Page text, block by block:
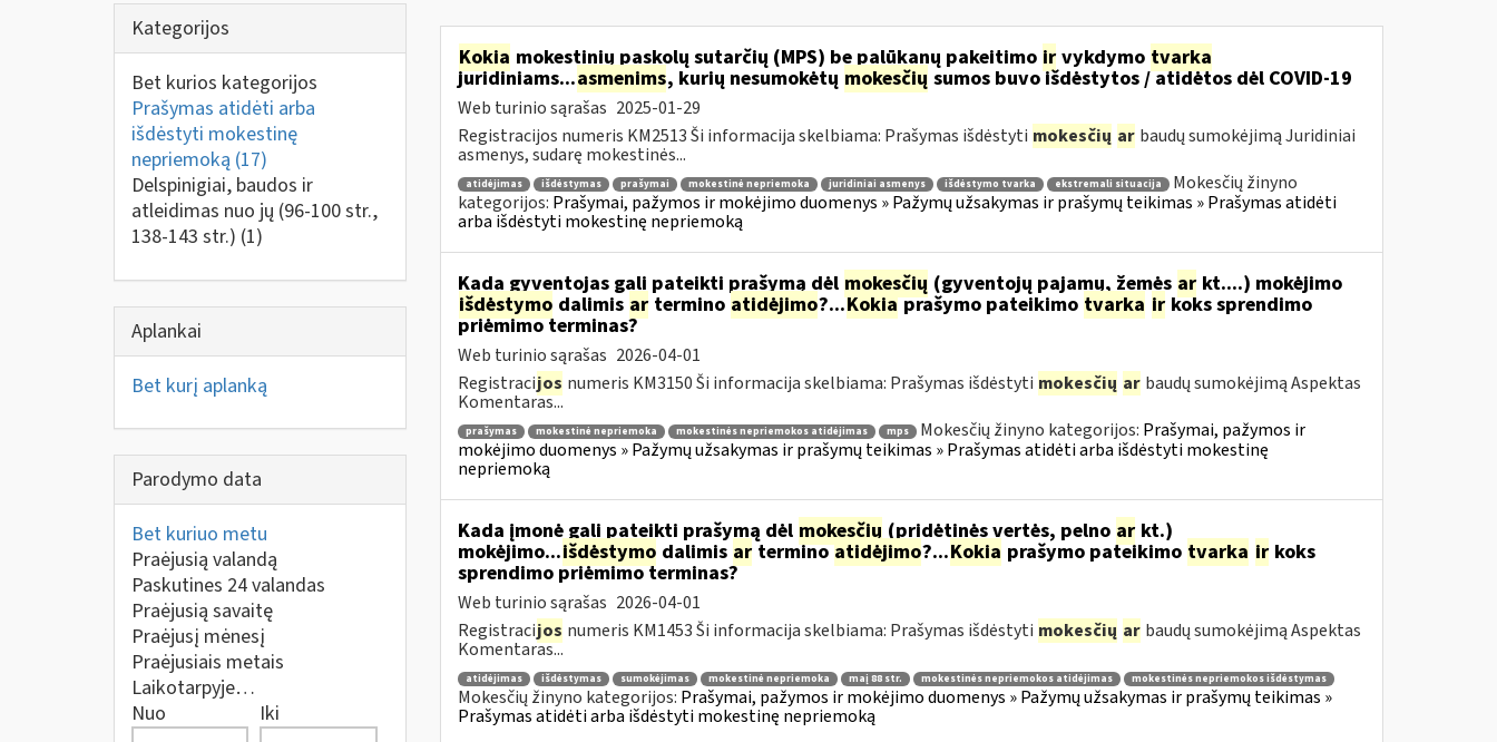
Kategorijos
Bet kurios kategorijos
Prašymas atidėti arba
išdėstyti mokestinę
nepriemoką (17)
Delspinigiai, baudos ir
atleidimas nuo jų (96-100 str.,
138-143 str.) (1)
Aplankai
Bet kurį aplanką
Parodymo data
Bet kuriuo metu
Praėjusią valandą
Paskutines 24 valandas
Praėjusią savaitę
Praėjusį mėnesį
Praėjusiais metais
Laikotarpyje…
Nuo
Iki
Kokia mokestinių paskolų sutarčių (MPS) be palūkanų pakeitimo irvykdymo tvarka
juridiniams...asmenims, kurių nesumokėtų mokesčių sumos buvo išdėstytos / atidėtos dėl COVID-19
Web turinio sąrašas 2025-01-29
Registracijos numeris KM2513 Ši informacija skelbiama: Prašymas išdėstyti mokesčių ar baudų sumokėjimą Juridiniai
asmenys, sudarę mokestinės...
atidėjimas išdėstymas prašymai mokestinė nepriemoka juridiniai asmenys išdėstymo tvarka ekstremali situacija
Mokesčių žinyno
kategorijos: Prašymai, pažymos ir mokėjimo duomenys » Pažymų užsakymas ir prašymų teikimas » Prašymas atidėti
arba išdėstyti mokestinę nepriemoką
Kada gyventojas gali pateikti prašymą dėl mokesčių (gyventojų pajamų, žemės arkt....) mokėjimo
išdėstymo dalimis artermino atidėjimo?...Kokiaprašymo pateikimo tvarka irkoks sprendimo
priėmimo terminas?
Web turinio sąrašas 2026-04-01
Registracijos numeris KM3150 Ši informacija skelbiama: Prašymas išdėstyti mokesčių ar baudų sumokėjimą Aspektas
Komentaras...
prašymas mokestinė nepriemoka mokestinės nepriemokos atidėjimas mps Mokesčių žinyno kategorijos: Prašymai, pažymos ir
mokėjimo duomenys » Pažymų užsakymas ir prašymų teikimas » Prašymas atidėti arba išdėstyti mokestinę
nepriemoką
Kada įmonė gali pateikti prašymą dėl mokesčių(pridėtinės vertės, pelno arkt.)
mokėjimo...išdėstymo dalimis arterminoatidėjimo?...Kokia prašymo pateikimo tvarka irkoks
sprendimo priėmimo terminas?
Web turinio sąrašas 2026-04-01
Registracijos numeris KM1453 Ši informacija skelbiama: Prašymas išdėstyti mokesčių ar baudų sumokėjimą Aspektas
Komentaras...
atidėjimas išdėstymas sumokėjimas mokestinė nepriemoka maį 88 str. mokestinės nepriemokos atidėjimas mokestinės nepriemokos išdėstymas
Mokesčių žinyno kategorijos: Prašymai, pažymos ir mokėjimo duomenys » Pažymų užsakymas ir prašymų teikimas »
Prašymas atidėti arba išdėstyti mokestinę nepriemoką